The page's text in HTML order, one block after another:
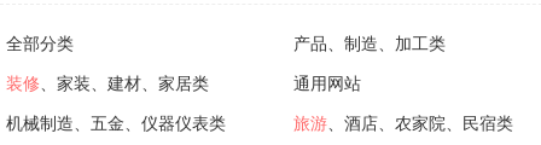
全部分类 产品、制造、加工类
装修 、家装、建材、家居类 通用网站
机械制造、五金、仪器仪表类 旅游 、酒店、农家院、民宿类